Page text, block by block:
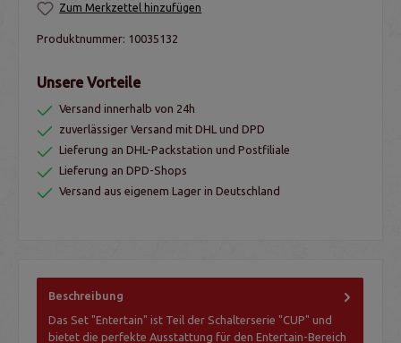
Zum Merkzettel hinzufügen
Produktnummer: 10035132
Unsere Vorteile
Versand innerhalb von 24h
zuverlässiger Versand mit DHL und DPD
Lieferung an DHL-Packstation und Postfiliale
Lieferung an DPD-Shops
Versand aus eigenem Lager in Deutschland
Beschreibung
Das Set "Entertain" ist Teil der Schalterserie "CUP" und
bietet die perfekte Ausstattung für den Entertain-Bereich